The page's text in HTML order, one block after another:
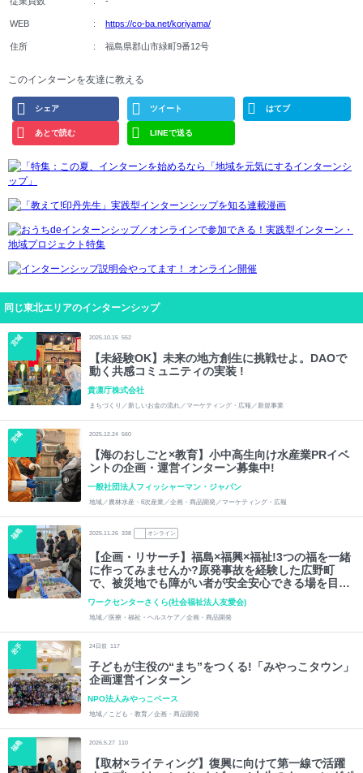
WEB https://co-ba.net/koriyama/
住所 福島県郡山市緑町9番12号
このインターンを友達に教える
シェア ツイート はてブ
あとで読む LINEで送る
同じ東北エリアのインターンシップ
宮城 2025.10.15 552
【未経験OK】未来の地方創生に挑戦せよ。DAOで
動く共感コミュニティの実装 !
貴凛庁株式会社
まちづくり／新しいお金の流れ／マーケティング・広報／新規事業
宮城 2025.12.24 560
【海のおしごと×教育】小中高生向け水産業PRイベ
ントの企画・運営インターン募集中!
一般社団法人フィッシャーマン・ジャパン
地域／農林水産・6次産業／企画・商品開発／マーケティング・広報
福島 2025.11.26 338 オンライン
【企画・リサーチ】福島×福興×福祉!3つの福を一緒
に作ってみませんか?原発事故を経験した広野町
で、被災地でも障がい者が安全安心できる場を目指
して自治体に提案!
ワークセンターさくら(社会福祉法人友愛会)
地域／医療・福祉・ヘルスケア／企画・商品開発
岩手 24日前 117
子どもが主役の“まち”をつくる!「みやっこタウン」
企画運営インターン
NPO法人みやっこベース
地域／こども・教育／企画・商品開発
福島 2026.5.27 110
【取材×ライティング】復興に向けて第一線で活躍